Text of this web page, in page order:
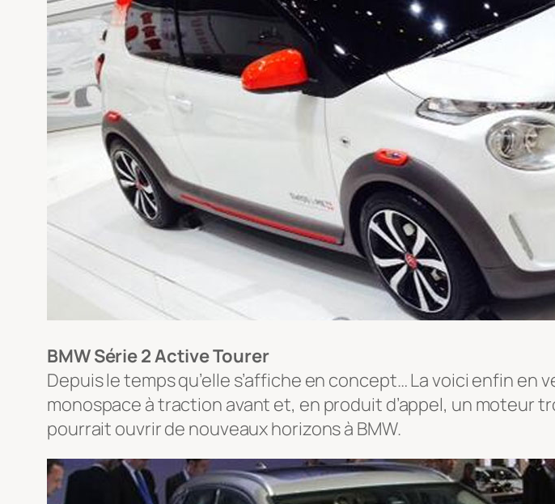
BMW Série 2 Active Tourer
Depuis le temps qu’elle s’affiche en concept… La voici enfin en
monospace à traction avant et, en produit d’appel, un moteur
pourrait ouvrir de nouveaux horizons à BMW.